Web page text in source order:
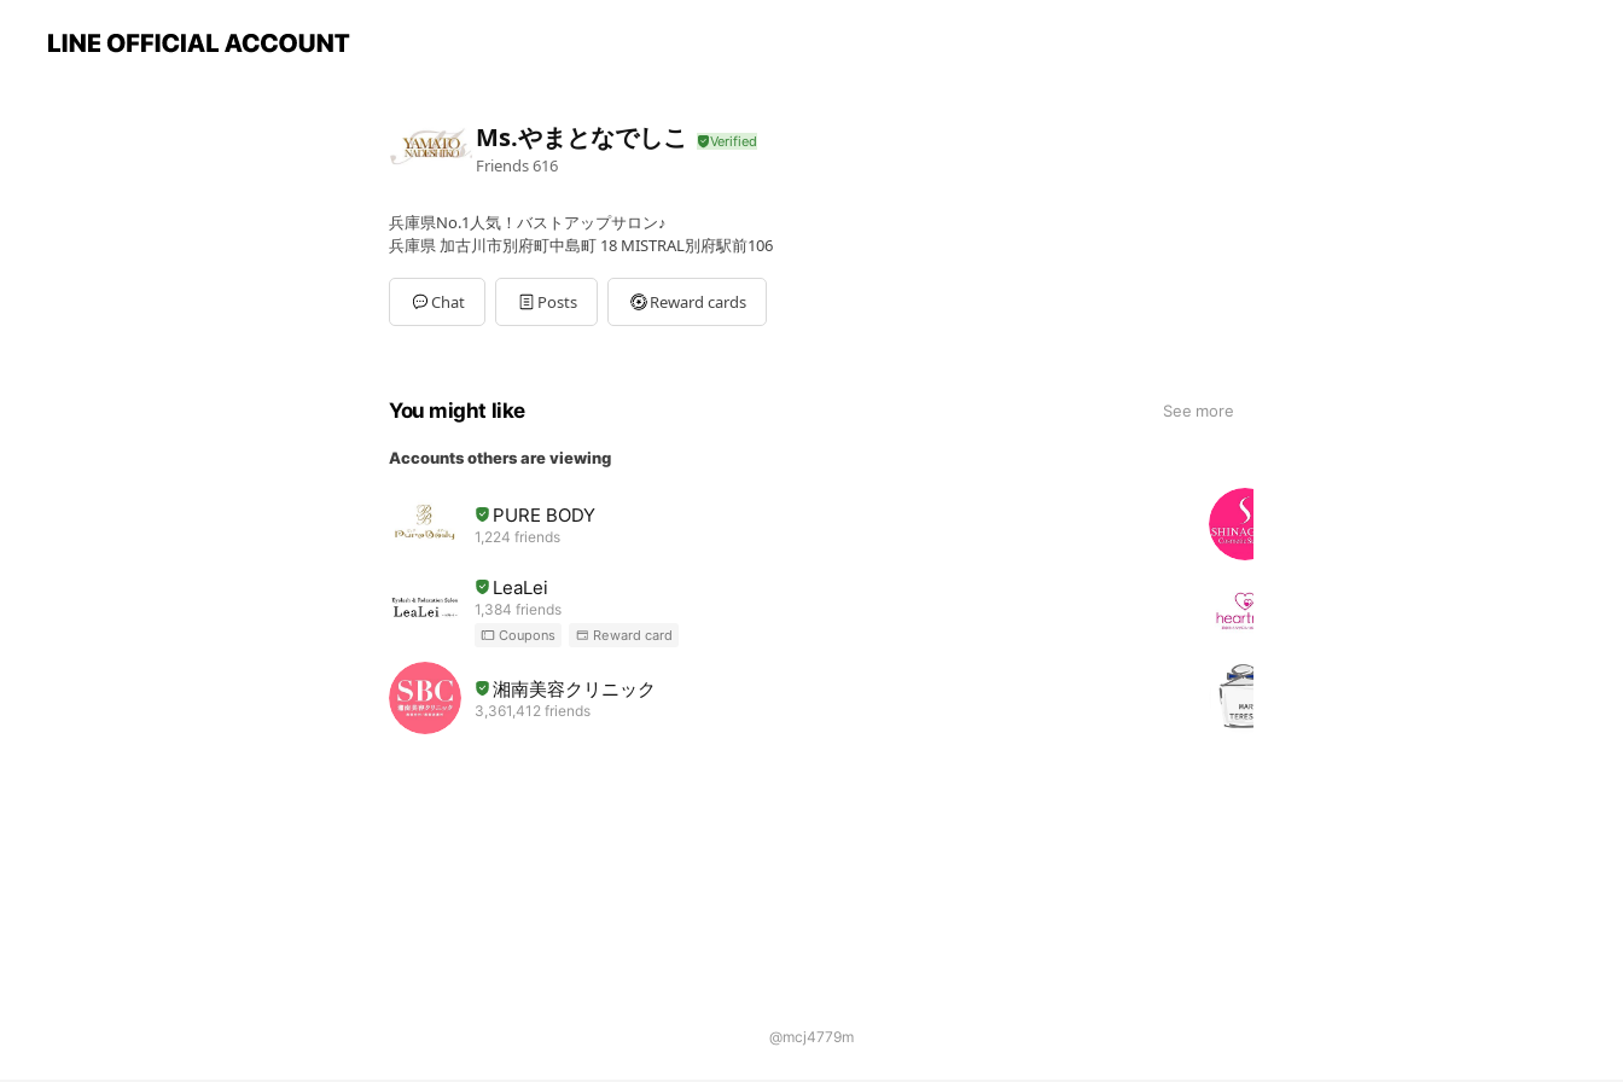
Ms.やまとなでしこ
Friends616
兵庫県No.1人気！バストアップサロン♪
兵庫県 加古川市別府町中島町 18 MISTRAL別府駅前106
Chat Posts Reward cards
You might like See more
Accounts others are viewing
PURE BODY
1,224 friends
LeaLei
1,384 friends
Coupons Reward card
湘南美容クリニック
3,361,412 friends
@mcj4779m